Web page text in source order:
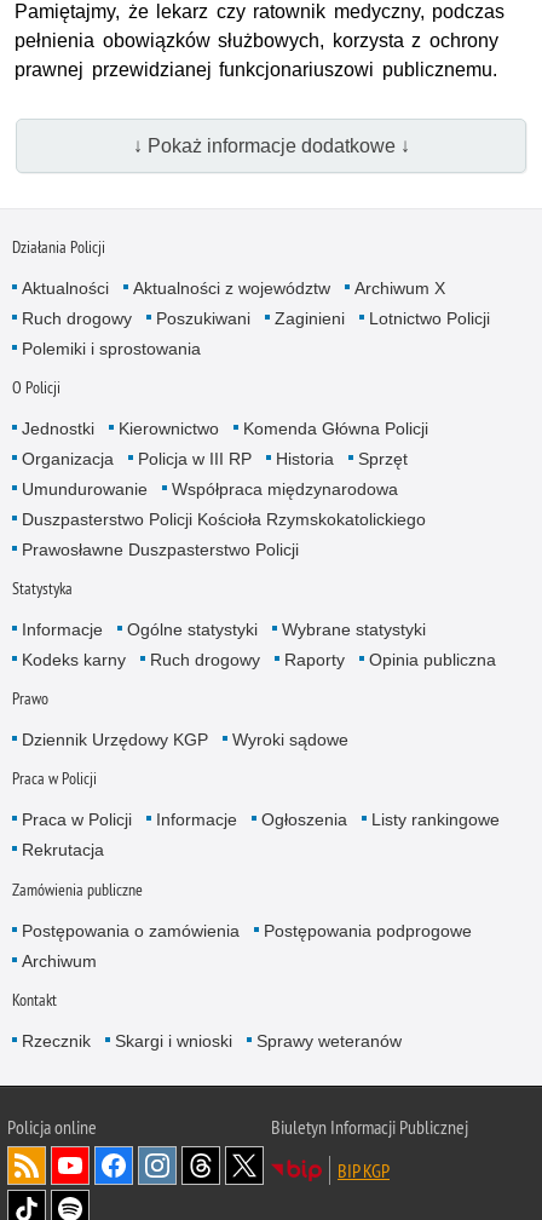
Pamiętajmy, że lekarz czy ratownik medyczny, podczas
pełnienia obowiązków służbowych, korzysta z ochrony
prawnej przewidzianej funkcjonariuszowi publicznemu.
↓ Pokaż informacje dodatkowe ↓
Działania Policji
Aktualności Aktualności z województw
Archiwum X
Ruch drogowy
Poszukiwani Zaginieni
Lotnictwo Policji
Polemiki i sprostowania
O Policji
Jednostki Kierownictwo
Komenda Główna Policji
Organizacja
Policja w III RP Historia
Sprzęt
Umundurowanie
Współpraca międzynarodowa
Duszpasterstwo Policji Kościoła Rzymskokatolickiego
Prawosławne Duszpasterstwo Policji
Statystyka
Informacje Ogólne statystyki
Wybrane statystyki
Kodeks karny
Ruch drogowy Raporty Opinia publiczna
Prawo
Dziennik Urzędowy KGP Wyroki sądowe
Praca w Policji
Praca w Policji Informacje Ogłoszenia
Listy rankingowe
Rekrutacja
Zamówienia publiczne
Postępowania o zamówienia
Postępowania podprogowe
Archiwum
Kontakt
Rzecznik Skargi i wnioski Sprawy weteranów
Policjaonline
Biuletyn Informacji Publicznej
BIP KGP